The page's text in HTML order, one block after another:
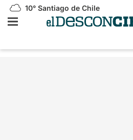
10° Santiago de Chile